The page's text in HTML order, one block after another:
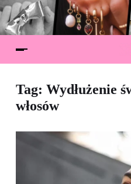
Tag: Wydłużenie
włosów